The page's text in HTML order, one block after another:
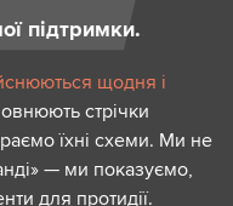
підтримки.
щодня і
стрічки
їхні схеми. Ми не
— ми показуємо,
для протидії.